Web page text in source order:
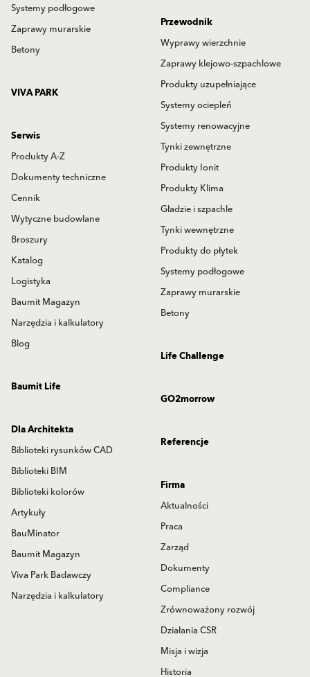
Systemy podłogowe
Zaprawy murarskie
Betony
Przewodnik
Wyprawy wierzchnie
Zaprawy klejowo-szpachlowe
Produkty uzupełniające
Systemy ociepleń
Systemy renowacyjne
Tynki zewnętrzne
Produkty Ionit
Produkty Klima
Gładzie i szpachle
Tynki wewnętrzne
Produkty do płytek
Systemy podłogowe
Zaprawy murarskie
Betony
VIVA PARK
Serwis
Produkty A-Z
Dokumenty techniczne
Cennik
Wytyczne budowlane
Broszury
Katalog
Logistyka
Baumit Magazyn
Narzędzia i kalkulatory
Blog
Life Challenge
Baumit Life
GO2morrow
Dla Architekta
Biblioteki rysunków CAD
Biblioteki BIM
Biblioteki kolorów
Artykuły
BauMinator
Baumit Magazyn
Viva Park Badawczy
Narzędzia i kalkulatory
Referencje
Firma
Aktualności
Praca
Zarząd
Dokumenty
Compliance
Zrównoważony rozwój
Działania CSR
Misja i wizja
Historia